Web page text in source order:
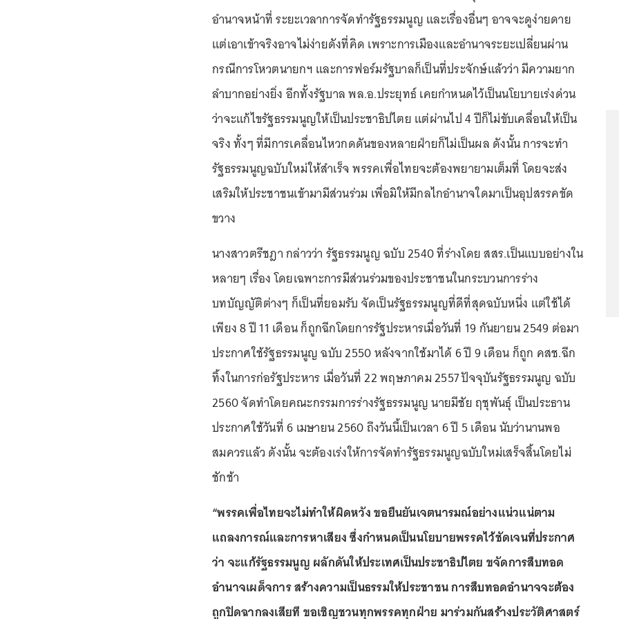
อำนาจหน้าที่ ระยะเวลาการจัดทำรัฐธรรมนูญ และเรื่องอื่นๆ อาจจะดูง่ายดาย
แต่เอาเข้าจริงอาจไม่ง่ายดังที่คิด เพราะการเมืองและอำนาจระยะเปลี่ยนผ่าน
กรณีการโหวตนายกฯ และการฟอร์มรัฐบาลก็เป็นที่ประจักษ์แล้วว่า มีความยาก
ลำบากอย่างยิ่ง อีกทั้งรัฐบาล พล.อ.ประยุทธ์ เคยกำหนดไว้เป็นนโยบายเร่งด่วน
ว่าจะแก้ไขรัฐธรรมนูญให้เป็นประชาธิปไตย แต่ผ่านไป 4 ปีก็ไม่ขับเคลื่อนให้เป็น
จริง ทั้งๆ ที่มีการเคลื่อนไหวกดดันของหลายฝ่ายก็ไม่เป็นผล ดังนั้น การจะทำ
รัฐธรรมนูญฉบับใหม่ให้สำเร็จ พรรคเพื่อไทยจะต้องพยายามเต็มที่ โดยจะส่ง
เสริมให้ประชาชนเข้ามามีส่วนร่วม เพื่อมิให้มีกลไกอำนาจใดมาเป็นอุปสรรคขัด
ขวาง
นางสาวตรีชฎา กล่าวว่า รัฐธรรมนูญ ฉบับ 2540 ที่ร่างโดย สสร.เป็นแบบอย่างใน
หลายๆ เรื่อง โดยเฉพาะการมีส่วนร่วมของประชาชนในกระบวนการร่าง
บทบัญญัติต่างๆ ก็เป็นที่ยอมรับ จัดเป็นรัฐธรรมนูญที่ดีที่สุดฉบับหนึ่ง แต่ใช้ได้
เพียง 8 ปี 11 เดือน ก็ถูกฉีกโดยการรัฐประหารเมื่อวันที่ 19 กันยายน 2549 ต่อมา
ประกาศใช้รัฐธรรมนูญ ฉบับ 2550 หลังจากใช้มาได้ 6 ปี 9 เดือน ก็ถูก คสช.ฉีก
ทิ้งในการก่อรัฐประหาร เมื่อวันที่ 22 พฤษภาคม 2557 ปัจจุบันรัฐธรรมนูญ ฉบับ
2560 จัดทำโดยคณะกรรมการร่างรัฐธรรมนูญ นายมีชัย ฤชุพันธุ์ เป็นประธาน
ประกาศใช้วันที่ 6 เมษายน 2560 ถึงวันนี้เป็นเวลา 6 ปี 5 เดือน นับว่านานพอ
สมควรแล้ว ดังนั้น จะต้องเร่งให้การจัดทำรัฐธรรมนูญฉบับใหม่เสร็จสิ้นโดยไม่
ชักช้า
“พรรคเพื่อไทยจะไม่ทำให้ผิดหวัง ขอยืนยันเจตนารมณ์อย่างแน่วแน่ตาม
แถลงการณ์และการหาเสียง ซึ่งกำหนดเป็นนโยบายพรรคไว้ชัดเจนที่ประกาศ
ว่า จะแก้รัฐธรรมนูญ ผลักดันให้ประเทศเป็นประชาธิปไตย ขจัดการสืบทอด
อำนาจเผด็จการ สร้างความเป็นธรรมให้ประชาชน การสืบทอดอำนาจจะต้อง
ถูกปิดฉากลงเสียที ขอเชิญชวนทุกพรรคทุกฝ่าย มาร่วมกันสร้างประวัติศาสตร์